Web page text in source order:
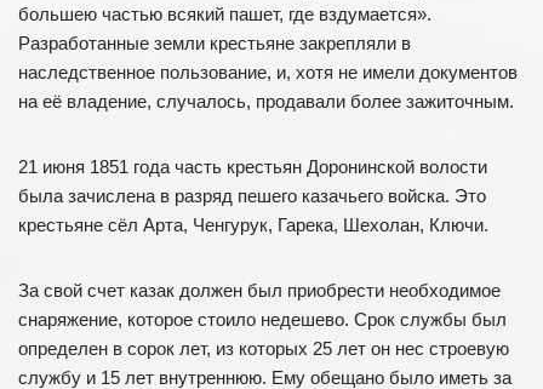
большею частью всякий пашет, где вздумается».
Разработанные земли крестьяне закрепляли в
наследственное пользование, и, хотя не имели документов
на её владение, случалось, продавали более зажиточным.
21 июня 1851 года часть крестьян Доронинской волости
была зачислена в разряд пешего казачьего войска. Это
крестьяне сёл Арта, Ченгурук, Гарека, Шехолан, Ключи.
За свой счет казак должен был приобрести необходимое
снаряжение, которое стоило недешево. Срок службы был
определен в сорок лет, из которых 25 лет он нес строевую
службу и 15 лет внутреннюю. Ему обещано было иметь за